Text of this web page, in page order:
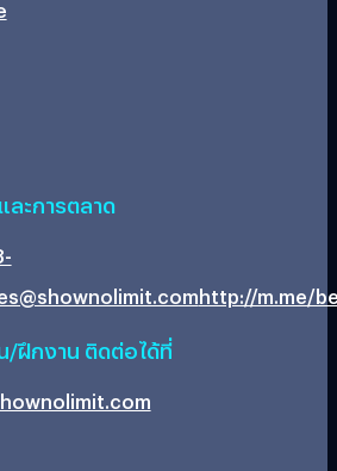
ละการตลาด
http://m.me/
/ฝึกงาน ติดต่อได้ที่